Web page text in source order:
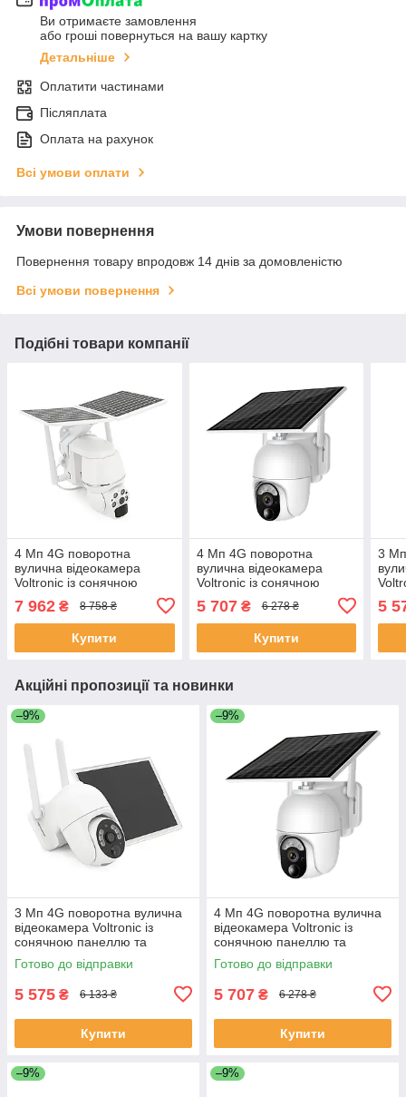
Ви отримаєте замовлення
або гроші повернуться на вашу картку
Детальніше
Оплатити частинами
Післяплата
Оплата на рахунок
Всі умови оплати
Умови повернення
Повернення товару впродовж 14 днів за домовленістю
Всі умови повернення
Подібні товари компанії
4 Мп 4G поворотна
вулична відеокамера
Voltronic із сонячною
панеллю та вбудованими
АКБ 9600mA UBox
IPPTZ26425 2.8mm
ЕКОБОКС
7 962 ₴ 8 758 ₴
Купити
4 Мп 4G поворотна
вулична відеокамера
Voltronic із сонячною
панеллю та вбудованими
АКБ 10400mA UBox
IPPTZ16425 2.8 mm
ЕКОБОКС
5 707₴ 6 278 ₴
Купити
3
АКБ
5
Акційні пропозиції та новинки
–9%
3 Мп 4G поворотна вулична
відеокамера Voltronic із
сонячною панеллю та
вбудованими АКБ 10400mA
UBox IPPTZ16325 2.8 mm
Готово до відправки
5 575 ₴ 6 133 ₴
Купити
–9%
4 Мп 4G поворотна вулична
відеокамера Voltronic із
сонячною панеллю та
вбудованими АКБ 10400mA
UBox IPPTZ16425 2.8 mm
Готово до відправки
5 707 ₴ 6 278 ₴
Купити
–9% –9%